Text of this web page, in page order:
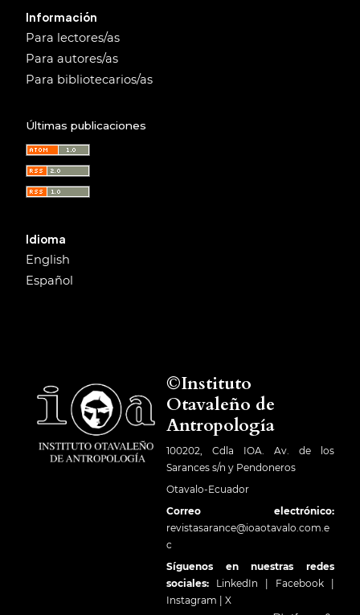
Información
Para lectores/as
Para autores/as
Para bibliotecarios/as
Últimas publicaciones
Idioma
English
Español
©Instituto
Otavaleño de
Antropología
100202, Cdla IOA. Av. de los
Sarances s/n y Pendoneros
Otavalo-Ecuador
Correo electrónico:
revistasarance@ioaotavalo.com.e
c
Síguenos en nuestras redes
sociales: LinkedIn Facebook
Instagram
X